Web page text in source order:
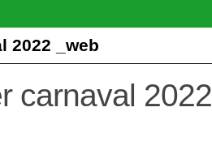
2022 _web
carnaval 2022